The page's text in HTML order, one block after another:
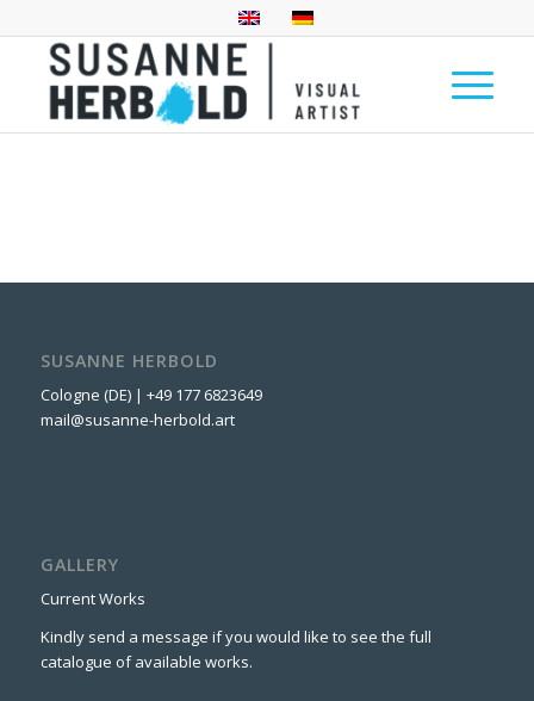
SUSANNE HERBOLD
Cologne (DE) | +49 177 6823649
mail@susanne-herbold.art
GALLERY
Current Works
Kindly send a message if you would like to see the full
catalogue of available works.